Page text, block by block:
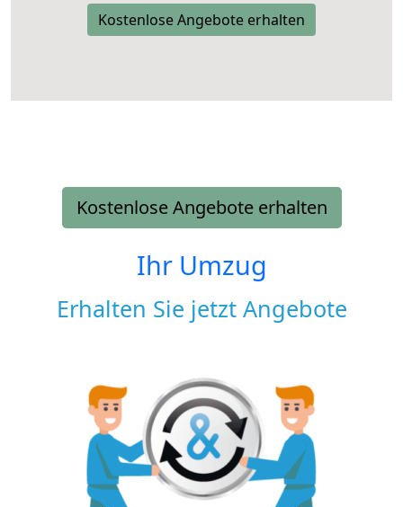
Kostenlose Angebote erhalten
Kostenlose Angebote erhalten
Ihr Umzug
Erhalten Sie jetzt Angebote